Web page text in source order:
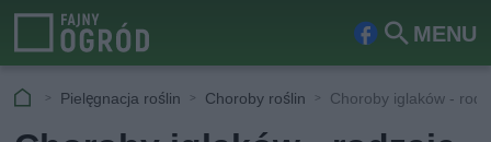
MENU
Fa
ook
Szu
kaj
Pielęgnacja roślin Choroby roślin Choroby iglaków -